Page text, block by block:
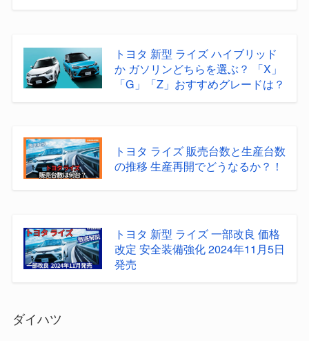
トヨタ 新型 ライズ ハイブリッド
か ガソリンどちらを選ぶ？ 「X」
「G」「Z」おすすめグレードは？
トヨタ ライズ 販売台数と生産台数
の推移 生産再開でどうなるか？！
トヨタ 新型 ライズ 一部改良 価格
改定 安全装備強化 2024年11月5日
発売
ダイハツ